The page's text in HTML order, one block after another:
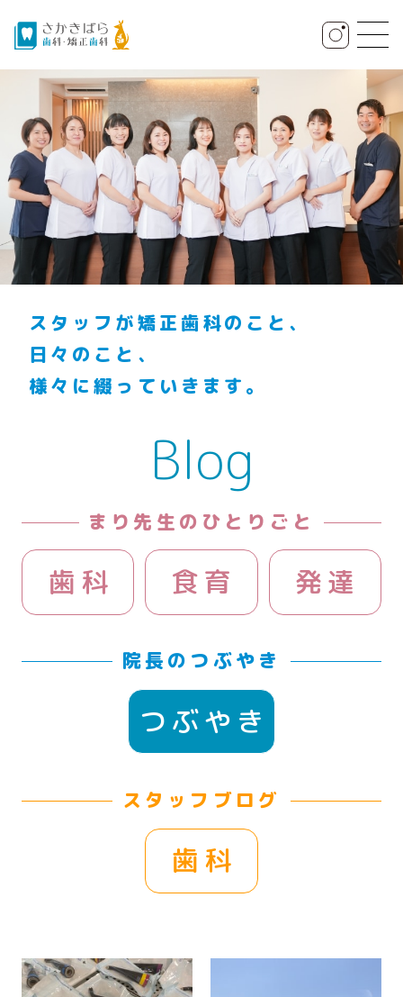
スタッフが矯正歯科のこと、
日々のこと、
様々に綴っていきます。
Blog
まり先生のひとりごと
歯科 食育 発達
院長のつぶやき
つぶやき
スタッフブログ
歯科